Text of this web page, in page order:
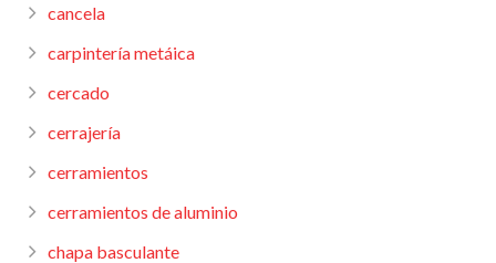
cancela
carpintería metáica
cercado
cerrajería
cerramientos
cerramientos de aluminio
chapa basculante